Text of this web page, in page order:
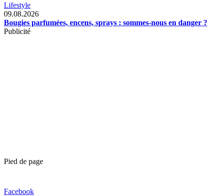
Lifestyle
09.08.2026
Bougies parfumées, encens, sprays : sommes-nous en danger ?
Publicité
Pied de page
Facebook